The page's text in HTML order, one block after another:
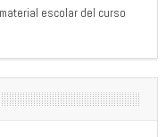
escolar del curso